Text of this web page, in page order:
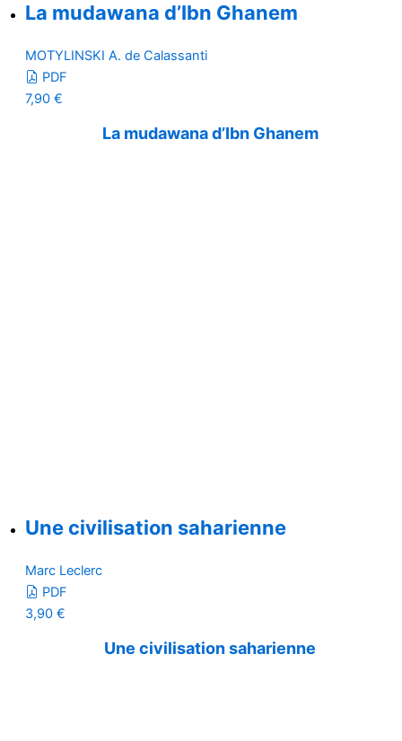
La mudawana d’Ibn Ghanem
MOTYLINSKI A. de Calassanti
PDF
7,90 €
La mudawana d’Ibn Ghanem
Une civilisation saharienne
Marc Leclerc
PDF
3,90 €
Une civilisation saharienne